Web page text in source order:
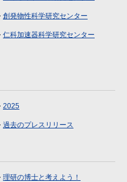
創発物性科学研究センター
仁科加速器科学研究センター
2025
過去のプレスリリース
理研の博士と考えよう！